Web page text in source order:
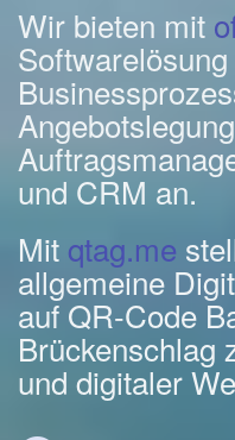
Wir bieten mit
und CRM an.
Mit qtag.me
allgemeine
auf QR-Code
Brückenschlag
und digitaler